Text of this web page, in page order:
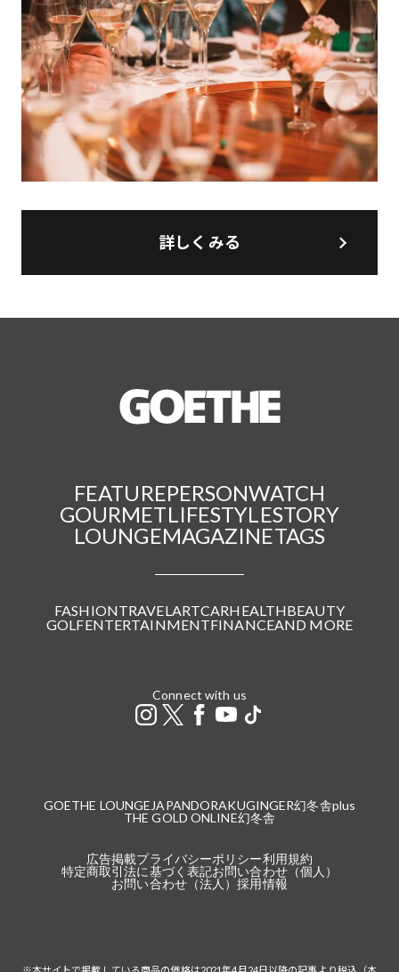
詳しくみる
FEATUREPERSONWATCH
GOURMETLIFESTYLESTORY
LOUNGEMAGAZINETAGS
FASHIONTRAVELARTCARHEALTHBEAUTY
GOLFENTERTAINMENTFINANCEAND MORE
Connect with us
GOETHE LOUNGE JAPANDORAKUGINGER幻冬舎plus
THE GOLD ONLINE幻冬舎
広告掲載プライバシーポリシー利用規約
特定商取引法に基づく表記お問い合わせ（個人）
お問い合わせ（法人）採用情報